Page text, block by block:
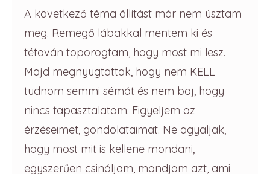
A következő téma állítást már nem úsztam
meg. Remegő lábakkal mentem ki és
tétován toporogtam, hogy most mi lesz.
Majd megnyugtattak, hogy nem KELL
tudnom semmi sémát és nem baj, hogy
nincs tapasztalatom. Figyeljem az
érzéseimet, gondolataimat. Ne agyaljak,
hogy most mit is kellene mondani,
egyszerűen csináljam, mondjam azt, ami